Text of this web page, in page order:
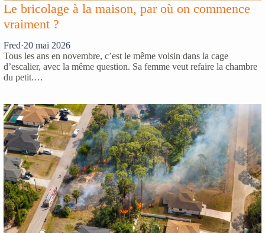
Le bricolage à la maison, par où on commence
vraiment ?
Fred·20 mai 2026
Tous les ans en novembre, c’est le même voisin dans la cage
d’escalier, avec la même question. Sa femme veut refaire la chambre
du petit.…